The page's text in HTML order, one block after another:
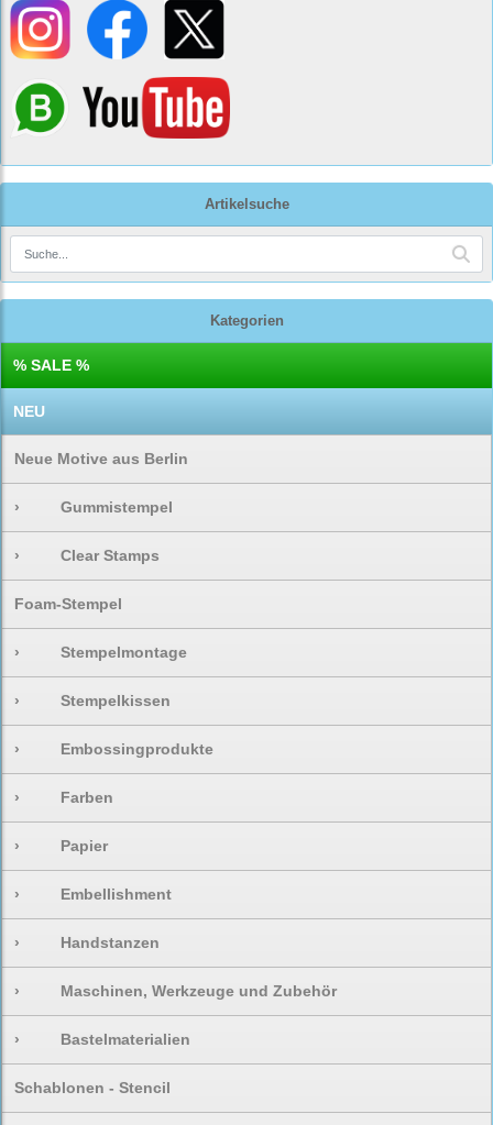
Artikelsuche
Kategorien
% SALE %
NEU
Neue Motive aus Berlin
› Gummistempel
› Clear Stamps
Foam-Stempel
› Stempelmontage
› Stempelkissen
› Embossingprodukte
› Farben
› Papier
› Embellishment
› Handstanzen
› Maschinen, Werkzeuge und Zubehör
› Bastelmaterialien
Schablonen - Stencil